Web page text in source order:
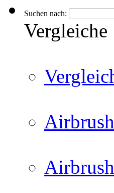
Suchen nach:
Vergleiche